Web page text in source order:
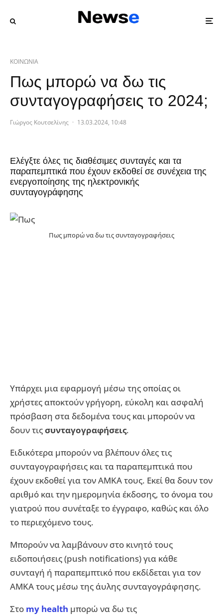
ΚΟΙΝΩΝΙΑ
Πως μπορώ να δω τις
συνταγογραφήσεις το 2024;
Γιώργος Κουτσελίνης · 13.03.2024, 10:48
Ελέγξτε όλες τις διαθέσιμες συνταγές και τα
παραπεμπτικά που έχουν εκδοθεί σε συνέχεια της
ενεργοποίησης της ηλεκτρονικής
συνταγογράφησης
Πως μπορώ να δω τις συνταγογραφήσεις
Υπάρχει μια εφαρμογή μέσω της οποίας οι
χρήστες αποκτούν γρήγορη, εύκολη και ασφαλή
πρόσβαση στα δεδομένα τους και μπορούν να
δουν τιςσυνταγογραφήσεις.
Ειδικότερα μπορούν να βλέπουν όλες τις
συνταγογραφήσεις και τα παραπεμπτικά που
έχουν εκδοθεί για τον ΑΜΚΑ τους. Εκεί θα δουν τον
αριθμό και την ημερομηνία έκδοσης, το όνομα του
γιατρού που συνέταξε το έγγραφο, καθώς και όλο
το περιεχόμενο τους.
Μπορούν να λαμβάνουν στο κινητό τους
ειδοποιήσεις (push notifications) για κάθε
συνταγή ή παραπεμπτικό που εκδίδεται για τον
ΑΜΚΑ τους μέσω της άυλης συνταγογράφησης.
Στο my health μπορώ να δω τις